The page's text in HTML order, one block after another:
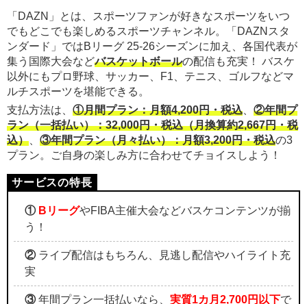
「DAZN」とは、スポーツファンが好きなスポーツをいつ
でもどこでも楽しめるスポーツチャンネル。「DAZNスタ
ンダード」ではBリーグ 25-26シーズンに加え、各国代表が
集う国際大会などバスケットボールの配信も充実！ バスケ
以外にもプロ野球、サッカー、F1、テニス、ゴルフなどマ
ルチスポーツを堪能できる。
支払方法は、 ①月間プラン：月額4,200円・税込、 ②年間プ
ラン（一括払い）：32,000円・税込（月換算約2,667円・税
込）、 ③年間プラン（月々払い）：月額3,200円・税込の3
プラン。ご自身の楽しみ方に合わせてチョイスしよう！
① BリーグやFIBA主催大会などバスケコンテンツが揃
う！
②ライブ配信はもちろん、見逃し配信やハイライト充
実
③年間プラン一括払いなら、 実質1カ月2,700円以下で